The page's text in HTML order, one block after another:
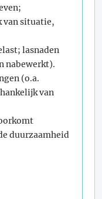
van situatie,
lasnaden
nabewerkt).
(o.a.
van
duurzaamheid